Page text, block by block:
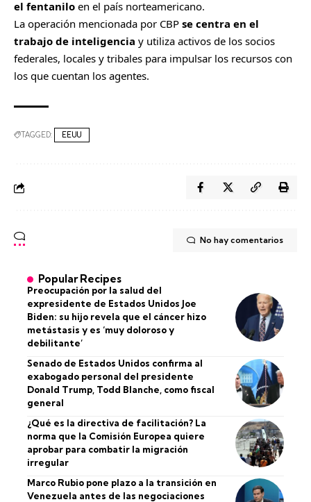
el fentanilo en el país norteamericano.
La operación mencionada por CBP se centra en el
trabajo de inteligencia y utiliza activos de los socios
federales, locales y tribales para impulsar los recursos con
los que cuentan los agentes.
TAGGED: EEUU
No hay comentarios
Popular Recipes
Preocupación por la salud del
expresidente de Estados Unidos Joe
Biden: su hijo revela que el cáncer hizo
metástasis y es ‘muy doloroso y
debilitante’
Senado de Estados Unidos confirma al
exabogado personal del presidente
Donald Trump, Todd Blanche, como fiscal
general
¿Qué es la directiva de facilitación? La
norma que la Comisión Europea quiere
aprobar para combatir la migración
irregular
Marco Rubio pone plazo a la transición en
Venezuela antes de las negociaciones